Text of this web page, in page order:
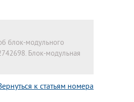
блок-модульного
Блок-модульная
к статьям номера